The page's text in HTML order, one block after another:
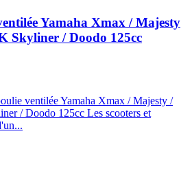
Yamaha Xmax / Majesty
Skyliner / Doodo 125cc
ventilée Yamaha Xmax / Majesty /
/ Doodo 125cc Les scooters et